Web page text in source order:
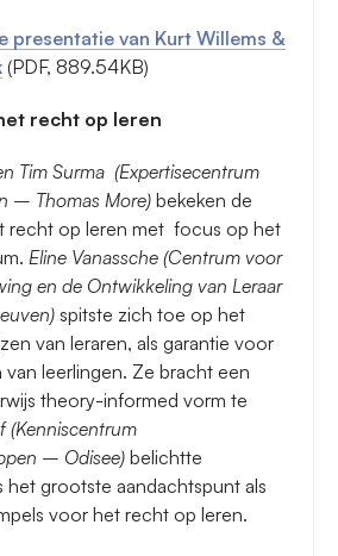
presentatie van Kurt Willems &
(PDF, 889.54KB)
recht op leren
Tim Surma (Expertisecentrum
– Thomas More) bekeken de
recht op leren met focus op het
Eline Vanassche (Centrum voor
en de Ontwikkeling van Leraar
spitste zich toe op het
van leraren, als garantie voor
leerlingen. Ze bracht een
theory-informed vorm te
(Kenniscentrum
– Odisee) belichtte
het grootste aandachtspunt als
voor het recht op leren.